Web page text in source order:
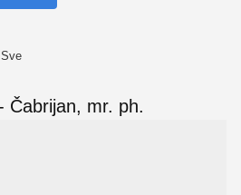
Sve